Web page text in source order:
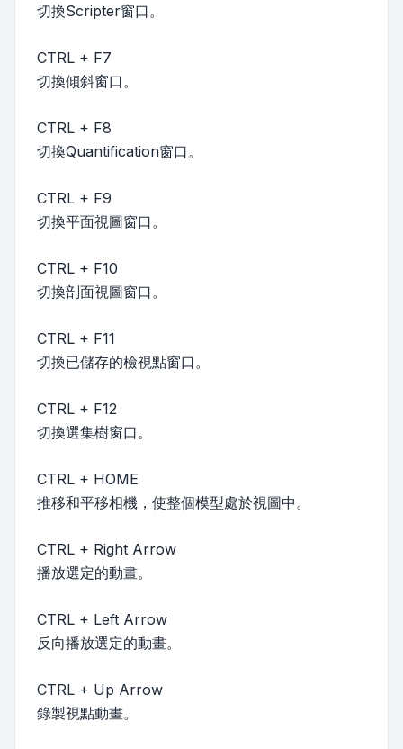
切換Scripter窗口。
CTRL + F7
切換傾斜窗口。
CTRL + F8
切換Quantification窗口。
CTRL + F9
切換平面視圖窗口。
CTRL + F10
切換剖面視圖窗口。
CTRL + F11
切換已儲存的檢視點窗口。
CTRL + F12
切換選集樹窗口。
CTRL + HOME
推移和平移相機，使整個模型處於視圖中。
CTRL + Right Arrow
播放選定的動畫。
CTRL + Left Arrow
反向播放選定的動畫。
CTRL + Up Arrow
錄製視點動畫。